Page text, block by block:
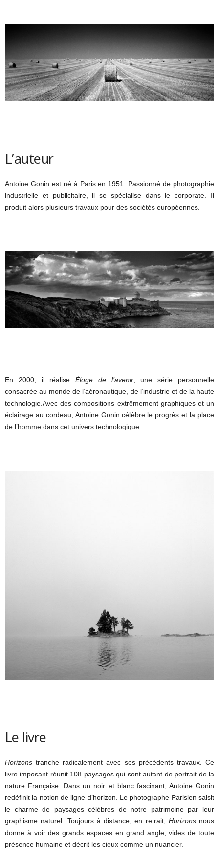
L’auteur
Antoine Gonin est né à Paris en 1951. Passionné de photographie
industrielle et publicitaire, il se spécialise dans le corporate. Il
produit alors plusieurs travaux pour des sociétés européennes.
En 2000, il réaliseÉloge de l’avenir, une série personnelle
consacrée au monde de l’aéronautique, de l’industrie et de la haute
technologie.Avec des compositions extrêmement graphiques et un
éclairage au cordeau, Antoine Gonin célèbre le progrès et la place
de l’homme dans cet univers technologique.
Le livre
Horizons tranche radicalement avec ses précédents travaux. Ce
livre imposant réunit 108 paysages qui sont autant de portrait de la
nature Française. Dans un noir et blanc fascinant, Antoine Gonin
redéfinit la notion de ligne d’horizon. Le photographe Parisien saisit
le charme de paysages célèbres de notre patrimoine par leur
graphisme naturel. Toujours à distance, en retrait, Horizons nous
donne à voir des grands espaces en grand angle, vides de toute
présence humaine et décrit les cieux comme un nuancier.